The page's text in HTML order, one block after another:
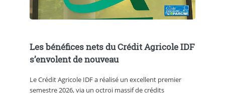
Les bénéfices nets du Crédit Agricole IDF
s’envolent de nouveau
Le Crédit Agricole IDF a réalisé un excellent premier
semestre 2026, via un octroi massif de crédits